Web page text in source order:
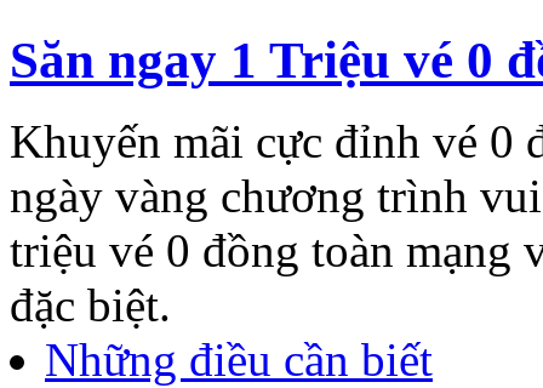
Săn ngay 1 Triệu vé 0
Khuyến mãi cực đỉnh vé 0
ngày vàng chương trình
triệu vé 0 đồng toàn mạng
đặc biệt.
Những điều cần biết